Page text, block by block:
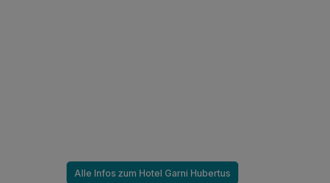
Alle Infos zum Hotel Garni Hubertus